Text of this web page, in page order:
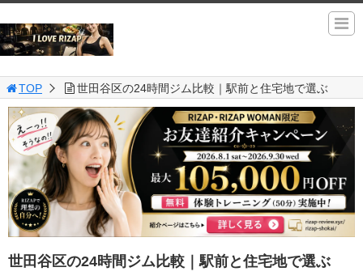
TOP 世田谷区の24時間ジム比較｜駅前と住宅地で選ぶ
世田谷区の24時間ジム比較｜駅前と住宅地で選ぶ